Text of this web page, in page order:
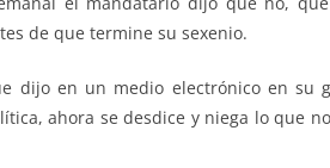
de que termine su sexenio.
dijo en un medio electrónico en su
ahora se desdice y niega lo que